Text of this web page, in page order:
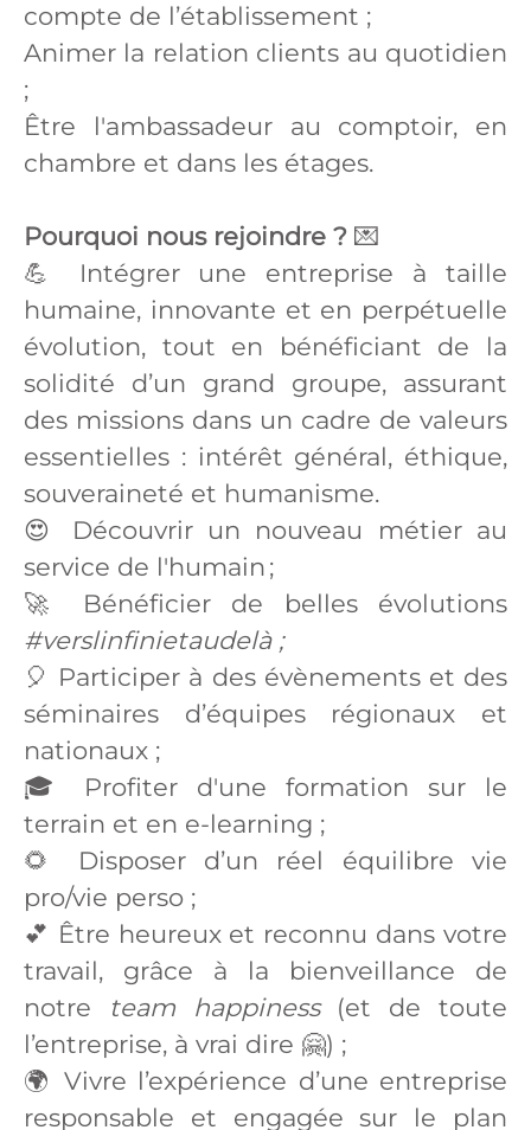
compte de l’établissement ;
Animer la relation clients au quotidien
;
Être l'ambassadeur au comptoir, en
chambre et dans les étages.
Pourquoi nous rejoindre ? 💌
💪 Intégrer une entreprise à taille
humaine, innovante et en perpétuelle
évolution, tout en bénéficiant de la
solidité d’un grand groupe, assurant
des missions dans un cadre de valeurs
essentielles : intérêt général, éthique,
souveraineté et humanisme.
😍 Découvrir un nouveau métier au
service de l'humain ;
🚀 Bénéficier de belles évolutions
#verslinfinietaudelà ;
🎈 Participer à des évènements et des
séminaires d’équipes régionaux et
nationaux ;
🎓 Profiter d'une formation sur le
terrain et en e-learning ;
🌻 Disposer d’un réel équilibre vie
pro/vie perso ;
💕 Être heureux et reconnu dans votre
travail, grâce à la bienveillance de
notre
team happiness (et de toute
l’entreprise, à vrai dire 🤗) ;
🌍 Vivre l’expérience d’une entreprise
responsable et engagée sur le plan